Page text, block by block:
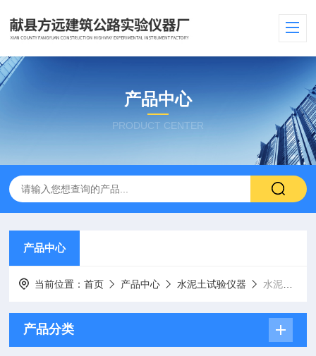
产品中心
PRODUCT CENTER
产品中心
当前位置：首页 产品中心 水泥土试验仪器 水泥试验小磨
产品分类